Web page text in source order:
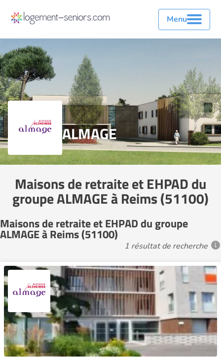
Menu
ALMAGE
Maisons de retraite et EHPAD du
groupe ALMAGE à Reims (51100)
Maisons de retraite et EHPAD du groupe
ALMAGE à Reims (51100)
1 résultat de recherche